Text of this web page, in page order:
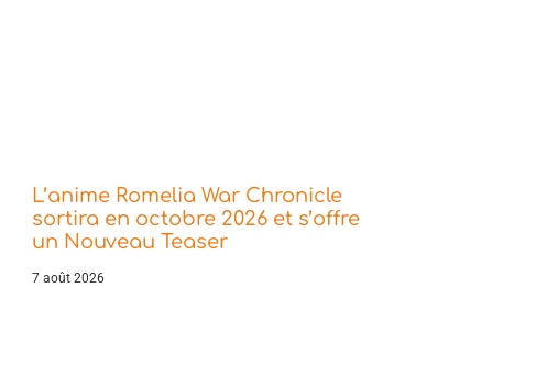
L’anime Romelia War Chronicle
sortira en octobre 2026 et s’offre
un Nouveau Teaser
7 août 2026